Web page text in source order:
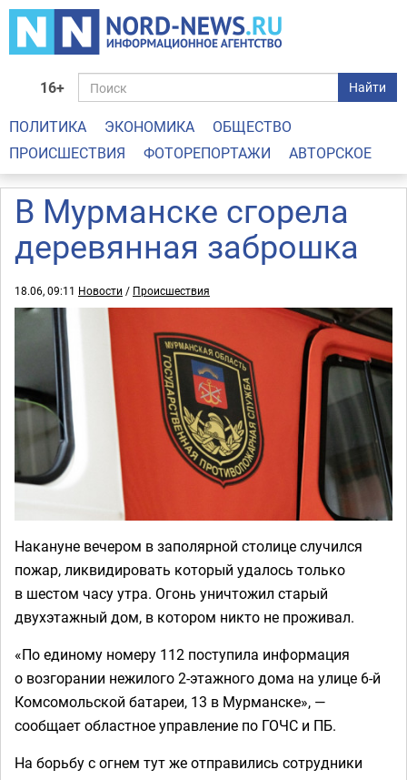
16+ Найти
ПОЛИТИКА ЭКОНОМИКА
ОБЩЕСТВО
ПРОИСШЕСТВИЯ
ФОТОРЕПОРТАЖИ АВТОРСКОЕ
В Мурманске сгорела
деревянная заброшка
18.06, 09:11 Новости / Происшествия
Накануне вечером в заполярной столице случился
пожар, ликвидировать который удалось только
в шестом часу утра. Огонь уничтожил старый
двухэтажный дом, в котором никто не проживал.
«По единому номеру 112 поступила информация
о возгорании нежилого 2-этажного дома на улице 6-й
Комсомольской батареи, 13 в Мурманске», —
сообщает областное управление по ГОЧС и ПБ.
На борьбу с огнем тут же отправились сотрудники